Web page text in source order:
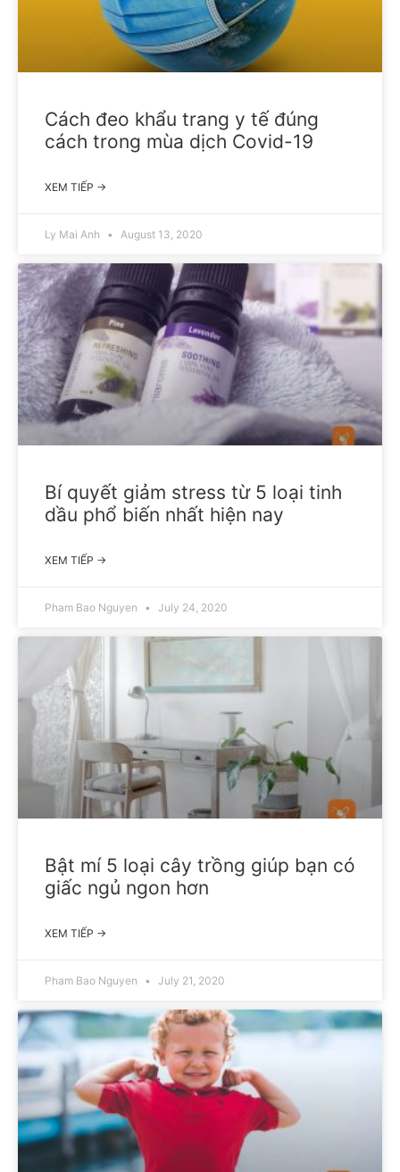
Cách đeo khẩu trang y tế đúng
cách trong mùa dịch Covid-19
XEM TIẾP →
Ly Mai Anh August 13, 2020
Bí quyết giảm stress từ 5 loại tinh
dầu phổ biến nhất hiện nay
XEM TIẾP →
Pham Bao Nguyen July 24, 2020
Bật mí 5 loại cây trồng giúp bạn có
giấc ngủ ngon hơn
XEM TIẾP →
Pham Bao Nguyen July 21, 2020